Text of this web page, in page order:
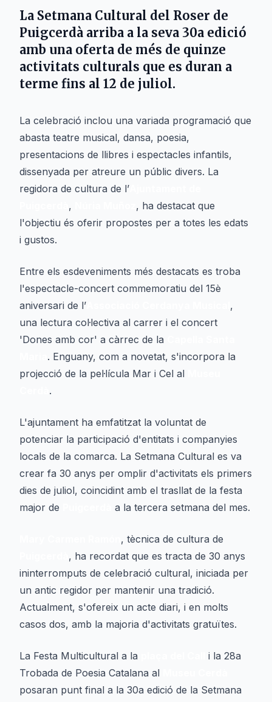
La Setmana Cultural del Roser de
Puigcerdà arriba a la seva 30a edició
amb una oferta de més de quinze
activitats culturals que es duran a
terme fins al 12 de juliol.
La celebració inclou una variada programació que
abasta teatre musical, dansa, poesia,
presentacions de llibres i espectacles infantils,
dissenyada per atreure un públic divers. La
regidora de cultura de l’
,
, ha destacat que
l'objectiu és oferir propostes per a totes les edats
i gustos.
Entre els esdeveniments més destacats es troba
l'espectacle-concert commemoratiu del 15è
aniversari de l’
,
una lectura col·lectiva al carrer i el concert
'Dones amb cor' a càrrec de la
. Enguany, com a novetat, s'incorpora la
projecció de la pel·lícula Mar i Cel al
.
L'ajuntament ha emfatitzat la voluntat de
potenciar la participació d'entitats i companyies
locals de la comarca. La Setmana Cultural es va
crear fa 30 anys per omplir d'activitats els primers
dies de juliol, coincidint amb el trasllat de la festa
major de
a la tercera setmana del mes.
, tècnica de cultura de
, ha recordat que es tracta de 30 anys
ininterromputs de celebració cultural, iniciada per
un antic regidor per mantenir una tradició.
Actualment, s'ofereix un acte diari, i en molts
casos dos, amb la majoria d'activitats gratuïtes.
La Festa Multicultural a la
i la 28a
Trobada de Poesia Catalana al
posaran punt final a la 30a edició de la Setmana